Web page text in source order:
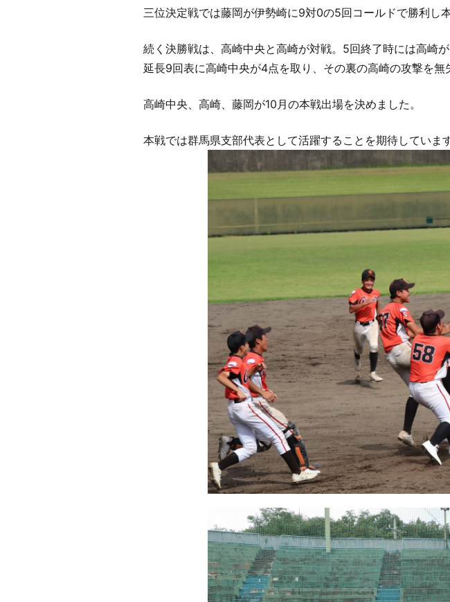
三位決定戦では藤岡が伊勢崎に9対0の5回コールドで勝利し
続く決勝戦は、高崎中央と高崎が対戦。5回終了時には高崎
延長9回表に高崎中央が4点を取り、その裏の高崎の攻撃を無
高崎中央、高崎、藤岡が10月の本戦出場を決めました。
本戦では群馬県支部代表として活躍することを期待しています